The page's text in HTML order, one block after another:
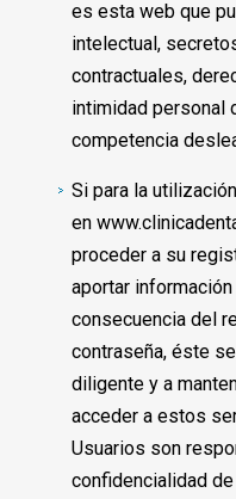
es esta web que
intelectual,
contractuales,
intimidad personal
competencia
Si para la
en
proceder a su
aportar
consecuencia del
contraseña, éste
diligente y a
acceder a estos
Usuarios son
confidencialidad